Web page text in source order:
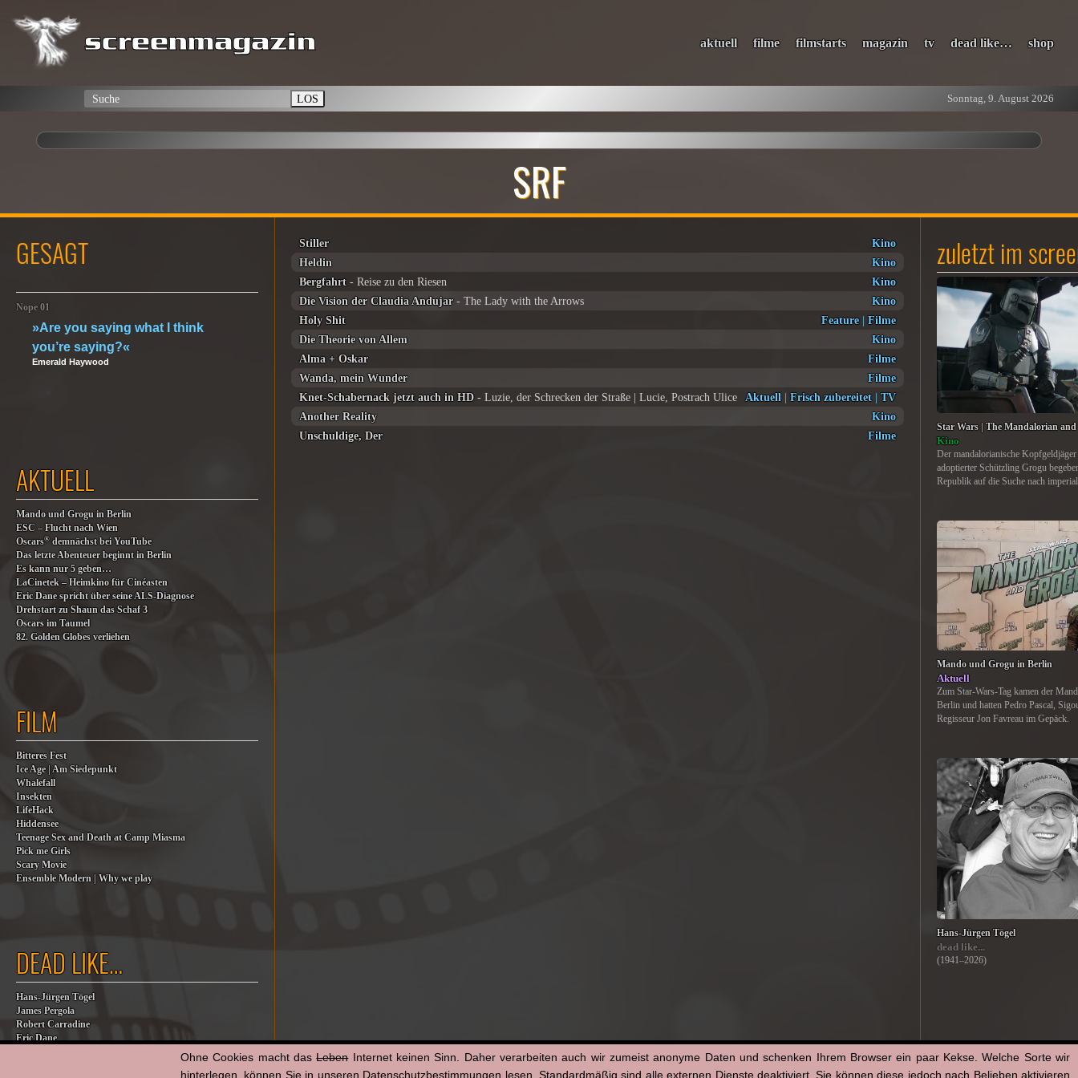
aktuell filme filmstarts magazin tv dead like… shop
LOS Sonntag, 9. August 2026
SRF
Stiller
Kino
Heldin
Kino
Bergfahrt - Reise zu den Riesen
Kino
Die Vision der Claudia Andujar- The Lady with the Arrows
Kino
Holy Shit
Feature|Filme
Die Theorie von Allem
Kino
Alma + Oskar
Filme
Wanda, mein Wunder
Filme
Knet-Schabernack jetzt auch in HD- Luzie, der Schrecken der Straße | Lucie, Postrach Ulice Aktuell |Frisch zubereitet |TV
Another Reality
Kino
Unschuldige, Der
Filme
GESAGT
Nope 01
»Are you saying what I think
you’re saying?«
Emerald Haywood
AKTUELL
Mando und Grogu in Berlin
ESC – Flucht nach Wien
Oscars®demnächst bei YouTube
Das letzte Abenteuer beginnt in Berlin
Es kann nur 5 geben…
LaCinetek – Heimkino für Cinéasten
Eric Dane spricht über seine ALS-Diagnose
Drehstart zu Shaun das Schaf 3
Oscars im Taumel
82. Golden Globes verliehen
FILM
Bitteres Fest
Ice Age | Am Siedepunkt
Whalefall
Insekten
LifeHack
Hiddensee
Teenage Sex and Death at Camp Miasma
Pick me Girls
Scary Movie
Ensemble Modern | Why we play
DEAD LIKE…
Hans-Jürgen Tögel
James Pergola
Robert Carradine
Eric Dane
zuletzt im
Star Wars | The Mandalorian
Kino
Der mandalorianische
adoptierter Schützling Grogu
Republik auf die Suche nach
Mando und Grogu in Berlin
Aktuell
Zum Star-Wars-Tag kamen der
Berlin und hatten Pedro Pascal,
Regisseur Jon Favreau im Gepäck.
Hans-Jürgen Tögel
dead like...
(1941–2026)
Ohne Cookies macht dasLebenInternet keinen Sinn. Daher verarbeiten auch wir zumeist anonyme Daten und schenken Ihrem Browser ein paar Kekse. Welche Sorte wir
hinterlegen, können Sie in unseren Datenschutzbestimmungen lesen. Standardmäßig sind alle externen Dienste deaktiviert. Sie können diese jedoch nach Belieben aktivieren